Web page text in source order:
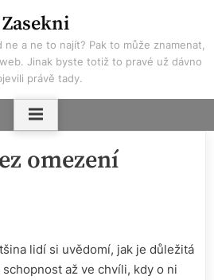
Zasekni
a ne to najít? Pak to může znamenat,
Jinak byste totiž to pravé už dávno
právě tady.
omezení
lidí si uvědomí, jak je důležitá
až ve chvíli, kdy o ni